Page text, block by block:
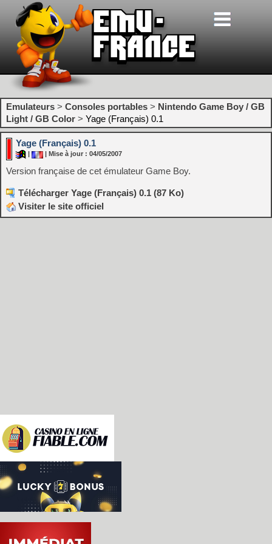
Emulateurs > Consoles portables > Nintendo Game Boy / GB
Light / GB Color > Yage (Français) 0.1
Yage (Français) 0.1
| Mise à jour : 04/05/2007
Version française de cet émulateur Game Boy.
Télécharger Yage (Français) 0.1 (87 Ko)
Visiter le site officiel